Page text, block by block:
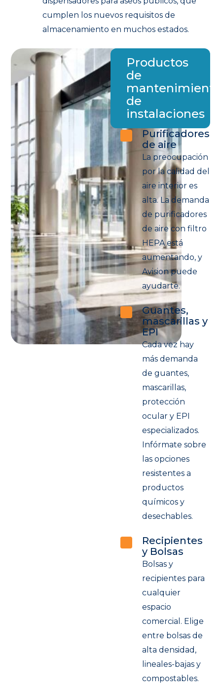
cumplen los nuevos requisitos de
almacenamiento en muchos estados.
Productos
de
mantenimiento
de
instalaciones
Purificadores
de aire
La preocupación
por la calidad del
aire interior es
alta. La demanda
de purificadores
de aire con filtro
HEPA está
aumentando, y
Avision puede
ayudarte.
Guantes,
mascarillas y
EPI
Cada vez hay
más demanda
de guantes,
mascarillas,
protección
ocular y EPI
especializados.
Infórmate sobre
las opciones
resistentes a
productos
químicos y
desechables.
Recipientes
y Bolsas
Bolsas y
recipientes para
cualquier
espacio
comercial. Elige
entre bolsas de
alta densidad,
lineales-bajas y
compostables.